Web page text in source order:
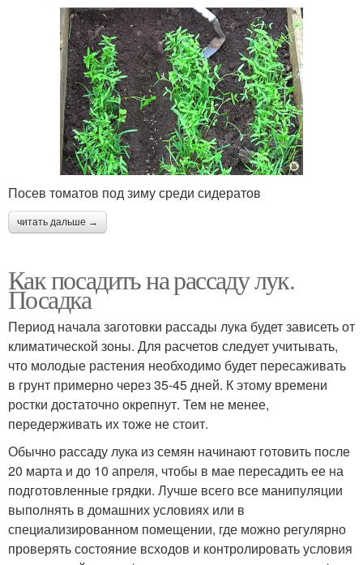
Посев томатов под зиму среди сидератов
читать дальше →
Как посадить на рассаду лук.
Посадка
Период начала заготовки рассады лука будет зависеть от
климатической зоны. Для расчетов следует учитывать,
что молодые растения необходимо будет пересаживать
в грунт примерно через 35-45 дней. К этому времени
ростки достаточно окрепнут. Тем не менее,
передерживать их тоже не стоит.
Обычно рассаду лука из семян начинают готовить после
20 марта и до 10 апреля, чтобы в мае пересадить ее на
подготовленные грядки. Лучше всего все манипуляции
выполнять в домашних условиях или в
специализированном помещении, где можно регулярно
проверять состояние всходов и контролировать условия